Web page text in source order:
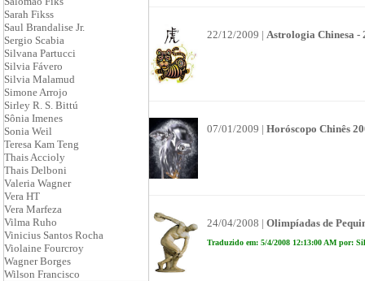
Sarah Fikss
Saul Brandalise Jr.
Sergio Scabia
Silvana Partucci
Silvia Fávero
Silvia Malamud
Simone Arrojo
Sirley R. S. Bittú
Sônia Imenes
Sonia Weil
Teresa Kam Teng
Thais Accioly
Thais Delboni
Valeria Wagner
Vera HT
Vera Marfeza
Vilma Ruho
Vinicius Santos Rocha
Violaine Fourcroy
Wagner Borges
Wilson Francisco
22/12/2009 | Astrologia Chinesa -
07/01/2009 | Horóscopo Chinês
24/04/2008 | Olimpíadas de
Traduzido em: 5/4/2008 12:13:00 AM por: